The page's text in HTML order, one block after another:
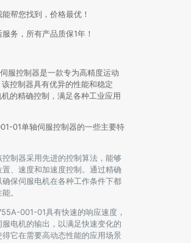
帮您找到，价格最优！
务，所有产品质保1年！
服控制器是一款专为高精度运动
控制器具有优异的性能和稳定
的精确控制，满足各种工业应用
01单轴伺服控制器的一些主要特
控制器采用先进的控制算法，能够
、速度和加速度控制。通过精确
保伺服电机在各种工作条件下都
。
001-01具有快速的响应速度，
电机的输出，以满足快速变化的
它在需要高动态性能的应用场景